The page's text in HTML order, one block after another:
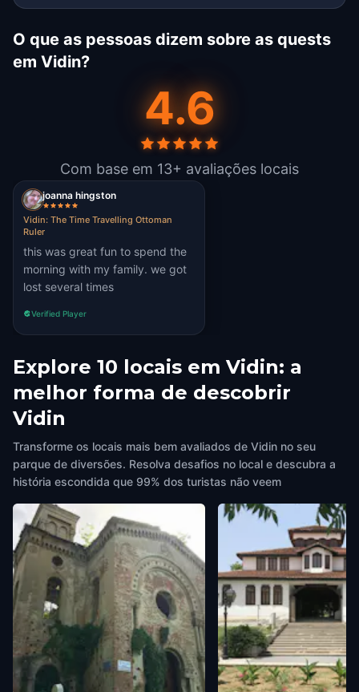
O que as pessoas dizem sobre as quests
em Vidin?
4.6
Com base em 13+ avaliações locais
joanna hingston
Vidin: The Time Travelling Ottoman
Ruler
this was great fun to spend the
morning with my family. we got
lost several times
Verified Player
Explore 10 locais em Vidin: a
melhor forma de descobrir
Vidin
Transforme os locais mais bem avaliados de Vidin no seu
parque de diversões. Resolva desafios no local e descubra a
história escondida que 99% dos turistas não veem